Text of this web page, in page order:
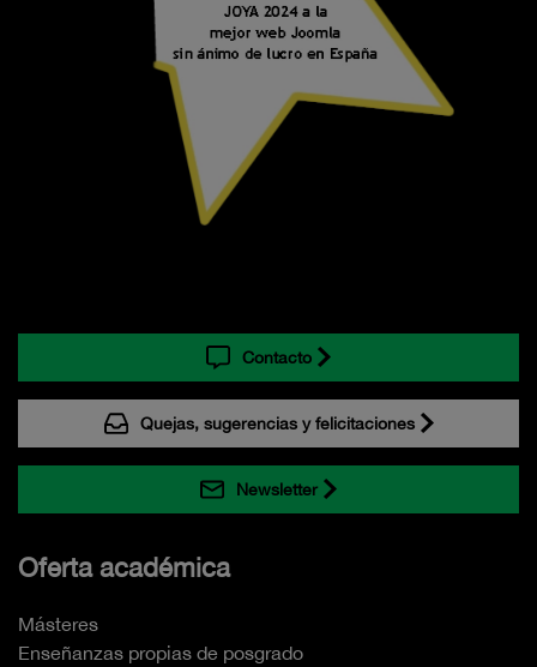
Contacto
Quejas, sugerencias y felicitaciones
Newsletter
Oferta académica
Másteres
Enseñanzas propias de posgrado